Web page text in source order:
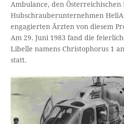
Ambulance, den
Hubschrauberunternehmen
engagierten Ärzten von diesem
Am 29. Juni 1983 fand die
Libelle namens Christophorus 1
statt.